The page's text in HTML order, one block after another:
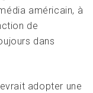
américain, à
de
dans
adopter une